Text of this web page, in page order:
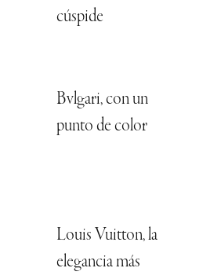
cúspide
Bvlgari, con un
punto de color
Louis Vuitton, la
elegancia más